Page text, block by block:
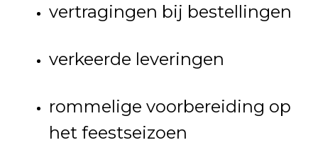
vertragingen bij bestellingen
verkeerde leveringen
rommelige voorbereiding op
het feestseizoen